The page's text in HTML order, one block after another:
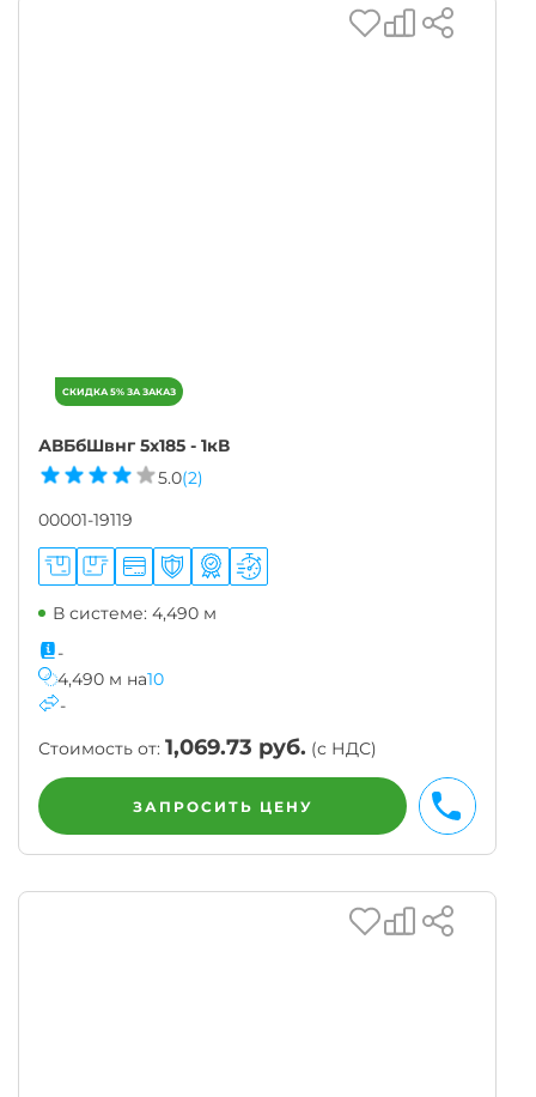
АВБбШвнг 5х185 - 1кВ
5.0(2)
00001-19119
В системе: 4,490 м
-
4,490 м на10
-
Стоимость от: 1,069.73 руб. (с НДС)
ЗАПРОСИТЬ ЦЕНУ